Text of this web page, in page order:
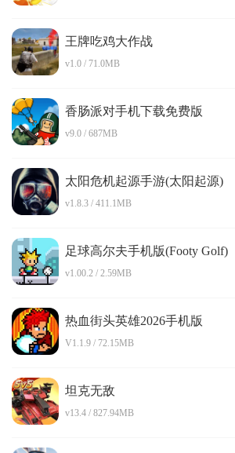
王牌吃鸡大作战
v1.0 / 71.0MB
香肠派对手机下载免费版
v9.0 / 687MB
太阳危机起源手游(太阳起源)
v1.8.3 / 411.1MB
足球高尔夫手机版(Footy Golf)
v1.00.2 / 2.59MB
热血街头英雄2026手机版
V1.1.9 / 72.15MB
坦克无敌
v13.4 / 827.94MB